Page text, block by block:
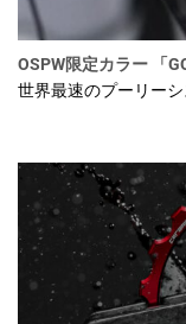
OSPW限定カラー 「
世界最速のプーリー